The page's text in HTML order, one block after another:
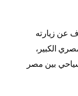
عن زيارته
الكبير،
بين مصر